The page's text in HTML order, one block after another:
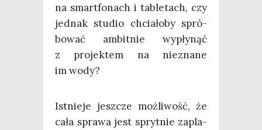
na smart­fo­nach i table­tach, czy
jed­nak stu­dio chcia­ło­by spró­
bo­wać ambit­nie wypły­nąć
z pro­jek­tem na nie­zna­ne
im wody?
Ist­nie­je jesz­cze moż­li­wość, że
cała spra­wa jest spryt­nie zapla­